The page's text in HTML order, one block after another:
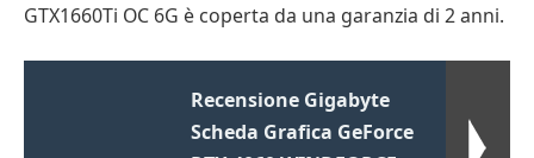
GTX1660Ti OC 6G è coperta da una garanzia di 2 anni.
Recensione Gigabyte
Scheda Grafica GeForce